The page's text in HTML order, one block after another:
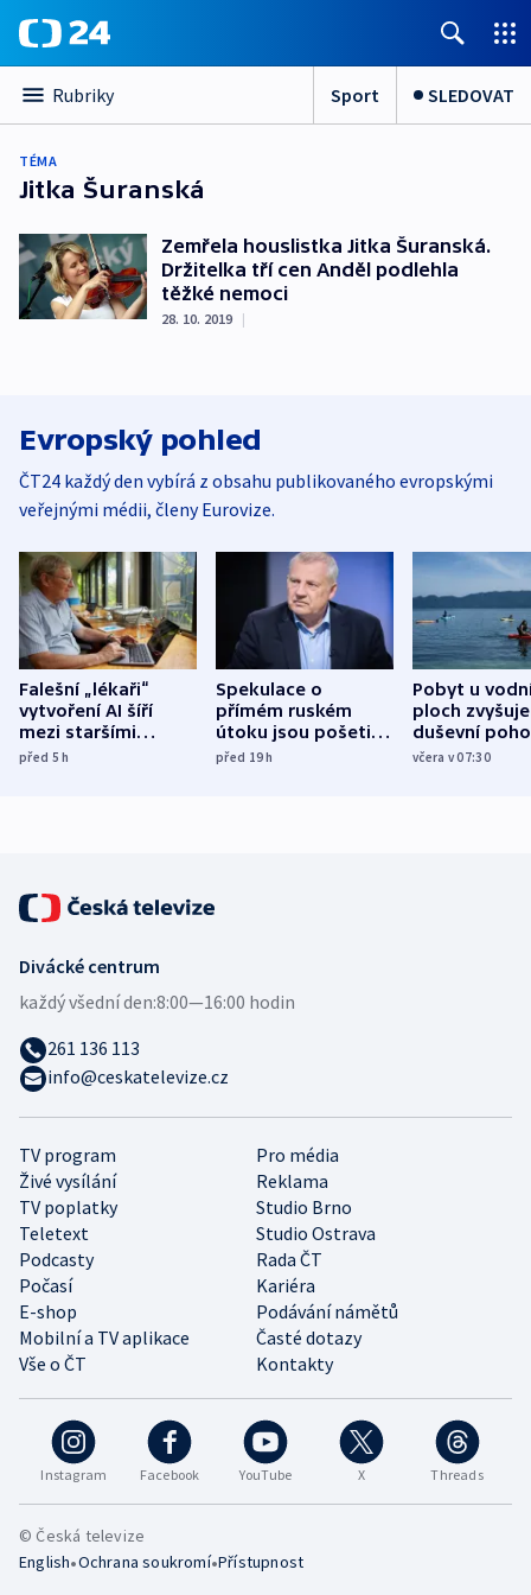
Rubriky Sport SLEDOVAT
TÉMA
Jitka Šuranská
Zemřela houslistka Jitka Šuranská.
Držitelka tří cen Anděl podlehla
těžké nemoci
28. 10. 2019 |
Evropský pohled
ČT24 každý den vybírá z obsahu publikovaného evropskými
veřejnými médii, členy Eurovize.
Falešní „lékaři“
vytvoření AI šíří
mezi staršími
Poláky nebezpečné
před 5h
Spekulace o
přímém ruském
útoku jsou pošetilé,
míní estonský
před 19h
Pobyt u
ploch zvyšuje
duševní
ukázala
včera v 07:30
Instagram Facebook YouTube X Threads
TV program
Pro média
Živé vysílání
Reklama
TV poplatky
Studio Brno
Teletext
Studio Ostrava
Podcasty
Rada ČT
Počasí
Kariéra
E-shop
Podávání námětů
Mobilní a TV aplikace
Časté dotazy
Vše o ČT
Kontakty
Divácké centrum
každý všední den:8:00—16:00 hodin
261 136 113
info@ceskatelevize.cz
© Česká televize
English•Ochrana soukromí•Přístupnost